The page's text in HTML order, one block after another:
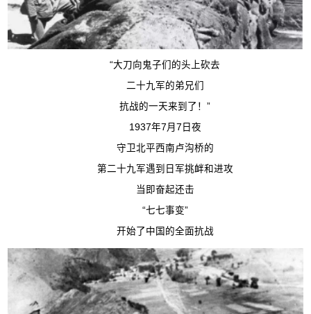
“大刀向鬼子们的头上砍去
二十九军的弟兄们
抗战的一天来到了！”
1937年7月7日夜
守卫北平西南卢沟桥的
第二十九军遇到日军挑衅和进攻
当即奋起还击
“七七事变”
开始了中国的全面抗战